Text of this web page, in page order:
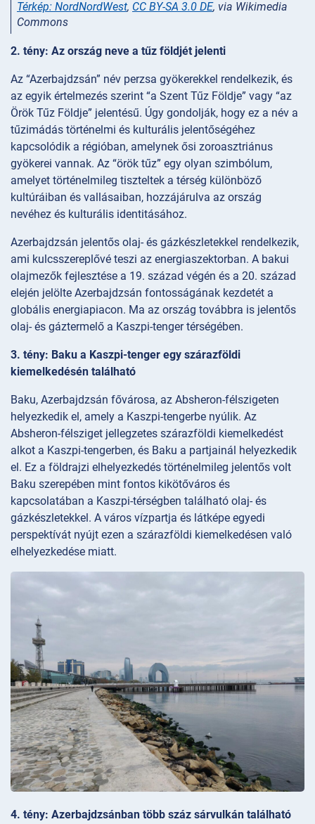
Térkép: NordNordWest, CC BY-SA 3.0 DE, via Wikimedia
Commons
2. tény: Az ország neve a tűz földjét jelenti
Az “Azerbajdzsán” név perzsa gyökerekkel rendelkezik, és
az egyik értelmezés szerint “a Szent Tűz Földje” vagy “az
Örök Tűz Földje” jelentésű. Úgy gondolják, hogy ez a név a
tűzimádás történelmi és kulturális jelentőségéhez
kapcsolódik a régióban, amelynek ősi zoroasztriánus
gyökerei vannak. Az “örök tűz” egy olyan szimbólum,
amelyet történelmileg tiszteltek a térség különböző
kultúráiban és vallásaiban, hozzájárulva az ország
nevéhez és kulturális identitásához.
Azerbajdzsán jelentős olaj- és gázkészletekkel rendelkezik,
ami kulcsszereplővé teszi az energiaszektorban. A bakui
olajmezők fejlesztése a 19. század végén és a 20. század
elején jelölte Azerbajdzsán fontosságának kezdetét a
globális energiapiacon. Ma az ország továbbra is jelentős
olaj- és gáztermelő a Kaszpi-tenger térségében.
3. tény: Baku a Kaszpi-tenger egy szárazföldi
kiemelkedésén található
Baku, Azerbajdzsán fővárosa, az Absheron-félszigeten
helyezkedik el, amely a Kaszpi-tengerbe nyúlik. Az
Absheron-félsziget jellegzetes szárazföldi kiemelkedést
alkot a Kaszpi-tengerben, és Baku a partjainál helyezkedik
el. Ez a földrajzi elhelyezkedés történelmileg jelentős volt
Baku szerepében mint fontos kikötőváros és
kapcsolatában a Kaszpi-térségben található olaj- és
gázkészletekkel. A város vízpartja és látképe egyedi
perspektívát nyújt ezen a szárazföldi kiemelkedésen való
elhelyezkedése miatt.
4. tény: Azerbajdzsánban több száz sárvulkán található